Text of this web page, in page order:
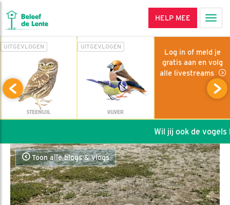
HELP MEE
UITGEVLOGEN
STEENUIL
UITGEVLOGEN
VIJVER
Log in of meld je
gratis aan en volg
alle livestreams
Wil jij ook de vogels
Toon alle blogs & vlogs